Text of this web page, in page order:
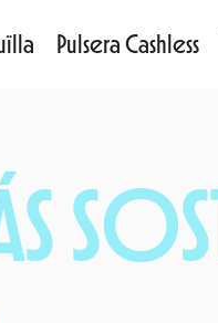
Pulsera Cashless